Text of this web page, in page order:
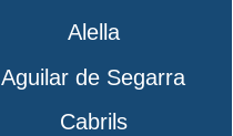
Alella
Aguilar de Segarra
Cabrils